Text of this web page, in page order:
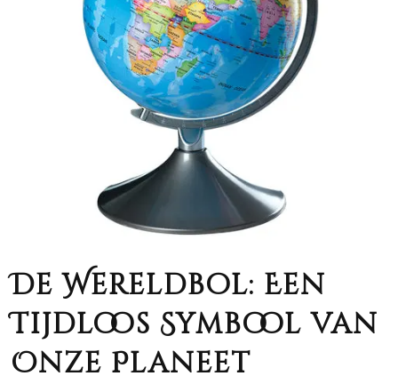
De Wereldbol: Een
Tijdloos Symbool van
Onze Planeet